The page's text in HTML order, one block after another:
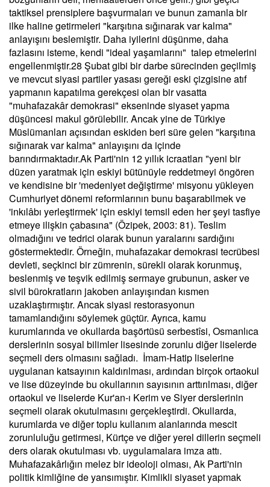
taktiksel prensiplere başvurmaları ve bunun zamanla bir
ilke haline getirmeleri "karşıtına sığınarak var kalma"
anlayışını beslemiştir. Daha iyilerini düşünme, daha
fazlasını isteme, kendi "ideal yaşamlarını" talep etmelerini
engellenmiştir.28 Şubat gibi bir darbe sürecinden geçilmiş
ve mevcut siyasi partiler yasası gereği eski çizgisine atıf
yapmanın kapatılma gerekçesi olan bir vasatta
"muhafazakâr demokrasi" ekseninde siyaset yapma
düşüncesi makul görülebilir. Ancak yine de Türkiye
Müslümanları açısından eskiden beri süre gelen "karşıtına
sığınarak var kalma" anlayışını da içinde
barındırmaktadır.Ak Parti'nin 12 yıllık icraatları "yeni bir
düzen yaratmak için eskiyi bütünüyle reddetmeyi öngören
ve kendisine bir 'medeniyet değiştirme' misyonu yükleyen
Cumhuriyet dönemi reformlarının bunu başarabilmek ve
'inkılâbı yerleştirmek' için eskiyi temsil eden her şeyi tasfiye
etmeye ilişkin çabasına" (Özipek, 2003: 81). Teslim
olmadığını ve tedrici olarak bunun yaralarını sardığını
göstermektedir. Örneğin, muhafazakar demokrasi tecrübesi
devleti, seçkinci bir zümrenin, sürekli olarak korunmuş,
beslenmiş ve teşvik edilmiş sermaye grubunun, asker ve
sivil bürokratların jakoben anlayışından kısmen
uzaklaştırmıştır. Ancak siyasi restorasyonun
tamamlandığını söylemek güçtür. Ayrıca, kamu
kurumlarında ve okullarda başörtüsü serbestîsi, Osmanlıca
derslerinin sosyal bilimler lisesinde zorunlu diğer liselerde
seçmeli ders olmasını sağladı. İmam-Hatip liselerine
uygulanan katsayının kaldırılması, ardından birçok ortaokul
ve lise düzeyinde bu okullarının sayısının arttırılması, diğer
ortaokul ve liselerde Kur'an-ı Kerim ve Siyer derslerinin
seçmeli olarak okutulmasını gerçekleştirdi. Okullarda,
kurumlarda ve diğer toplu kullanım alanlarında mescit
zorunluluğu getirmesi, Kürtçe ve diğer yerel dillerin seçmeli
ders olarak okutulması vb. uygulamalara imza attı.
Muhafazakârlığın melez bir ideoloji olması, Ak Parti'nin
politik kimliğine de yansımıştır. Kimlikli siyaset yapmak